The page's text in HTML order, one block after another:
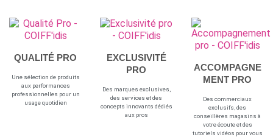
QUALITÉ PRO
Une sélection de produits
aux performances
professionnelles pour un
usage quotidien
EXCLUSIVITÉ
PRO
Des marques exclusives,
des services et des
concepts innovants dédiés
aux pros
ACCOMPAGNE
MENT PRO
Des commerciaux
exclusifs, des
conseillères magasins à
votre écoute et des
tutoriels vidéos pour vous